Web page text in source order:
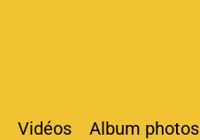
Vidéos Album photos